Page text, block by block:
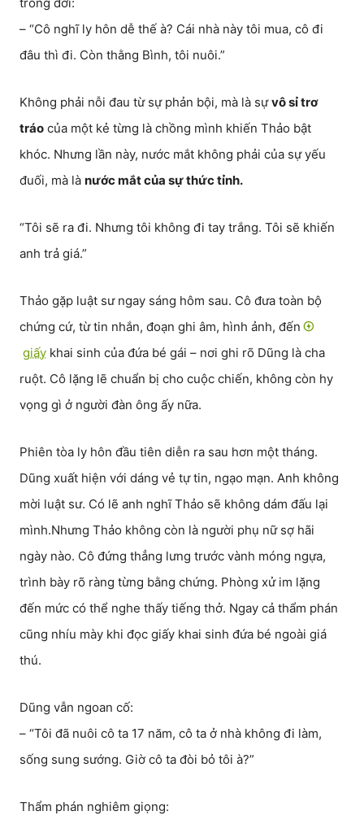
– “Cô nghĩ ly hôn dễ thế à? Cái nhà này tôi mua, cô đi
đâu thì đi. Còn thằng Bình, tôi nuôi.”
Không phải nỗi đau từ sự phản bội, mà là sựvô sỉ trơ
tráo của một kẻ từng là chồng mình khiến Thảo bật
khóc. Nhưng lần này, nước mắt không phải của sự yếu
đuối, mà là nước mắt của sự thức tỉnh.
“Tôi sẽ ra đi. Nhưng tôi không đi tay trắng. Tôi sẽ khiến
anh trả giá.”
Thảo gặp luật sư ngay sáng hôm sau. Cô đưa toàn bộ
chứng cứ, từ tin nhắn, đoạn ghi âm, hình ảnh, đến
giấy khai sinh của đứa bé gái – nơi ghi rõ Dũng là cha
ruột. Cô lặng lẽ chuẩn bị cho cuộc chiến, không còn hy
vọng gì ở người đàn ông ấy nữa.
Phiên tòa ly hôn đầu tiên diễn ra sau hơn một tháng.
Dũng xuất hiện với dáng vẻ tự tin, ngạo mạn. Anh không
mời luật sư. Có lẽ anh nghĩ Thảo sẽ không dám đấu lại
mình.Nhưng Thảo không còn là người phụ nữ sợ hãi
ngày nào. Cô đứng thẳng lưng trước vành móng ngựa,
trình bày rõ ràng từng bằng chứng. Phòng xử im lặng
đến mức có thể nghe thấy tiếng thở. Ngay cả thẩm phán
cũng nhíu mày khi đọc giấy khai sinh đứa bé ngoài giá
thú.
Dũng vẫn ngoan cố:
– “Tôi đã nuôi cô ta 17 năm, cô ta ở nhà không đi làm,
sống sung sướng. Giờ cô ta đòi bỏ tôi à?”
Thẩm phán nghiêm giọng: